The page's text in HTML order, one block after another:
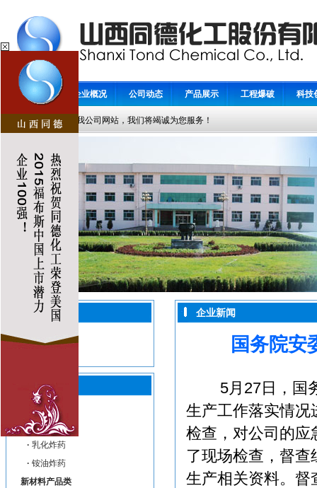
首 页 企业概况 公司动态 产品展示 工程爆破 科技
欢迎访问我公司网站，我们将竭诚为您服务！
炸药类
·混装爆破
· 乳化炸药
· 铵油炸药
新材料产品类
企业新闻
国务院安
5月27日，国务
生产工作落实情况
检查，对公司的应
了现场检查，督
生产相关资料。督